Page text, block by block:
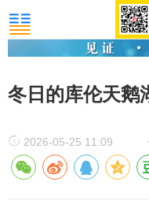
冬日的库伦天鹅
2026-05-25 11:09